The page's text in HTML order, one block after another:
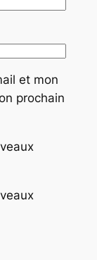
et mon
prochain